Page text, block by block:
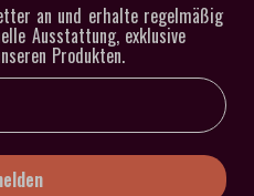
an und erhalte regelmäßig
Ausstattung, exklusive
Produkten.